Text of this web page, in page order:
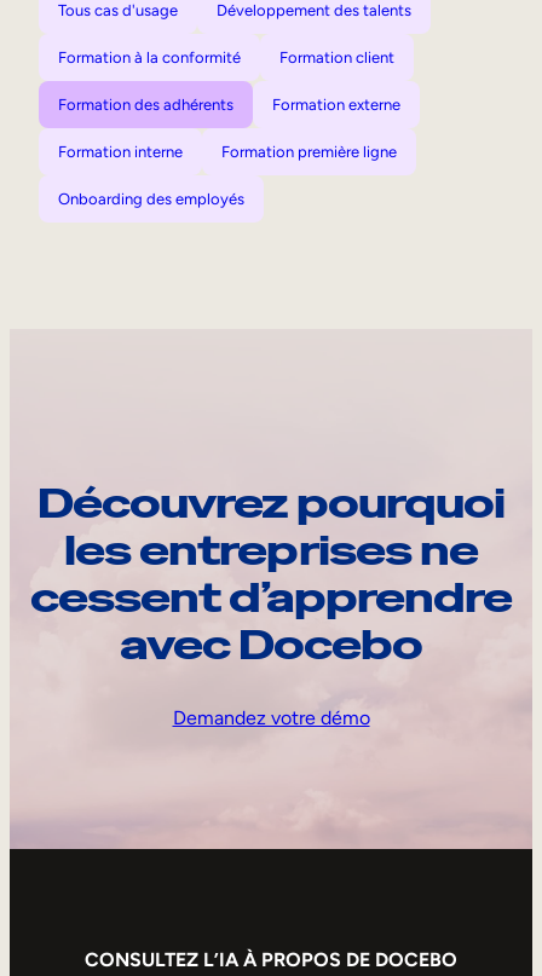
Tous cas d'usage Développement des talents
Formation à la conformité Formation client
Formation des adhérents Formation externe
Formation interne Formation première ligne
Onboarding des employés
Découvrez pourquoi
les entreprises ne
cessent d’apprendre
avec Docebo
Demandez votre démo
CONSULTEZ L’IA À PROPOS DE DOCEBO